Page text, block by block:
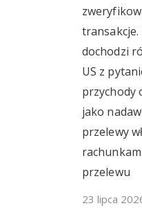
transakcje.
dochodzi
US z
przychody
jako
przelewy
przelewu
23 lipca